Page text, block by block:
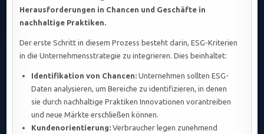
Herausforderungen in Chancen und Geschäfte in
nachhaltige Praktiken.
Der erste Schritt in diesem Prozess besteht darin, ESG-Kriterien
in die Unternehmensstrategie zu integrieren. Dies beinhaltet:
Identifikation von Chancen: Unternehmen sollten ESG-
Daten analysieren, um Bereiche zu identifizieren, in denen
sie durch nachhaltige Praktiken Innovationen vorantreiben
und neue Märkte erschließen können.
Kundenorientierung: Verbraucher legen zunehmend